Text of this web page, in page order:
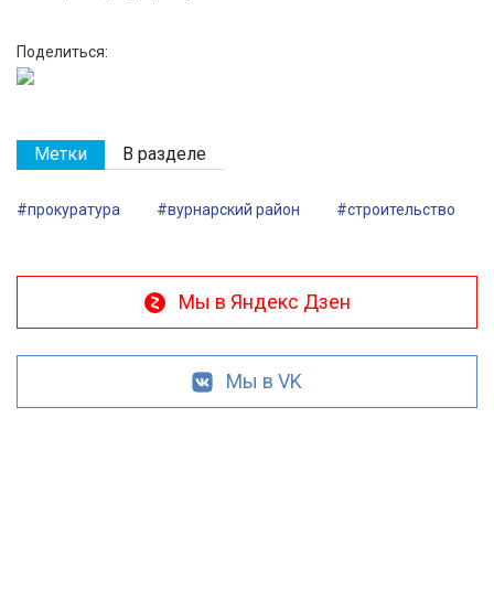
Поделиться:
Метки В разделе
#прокуратура #вурнарский район #строительство
Мы в Яндекс Дзен
Мы в VK